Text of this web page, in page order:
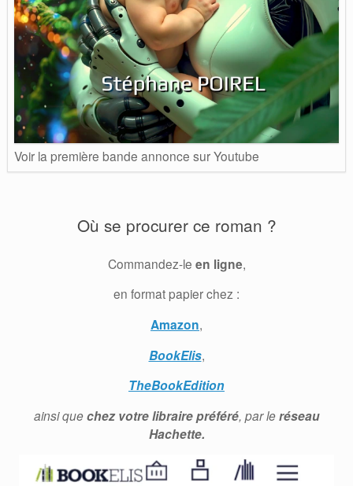
Voir la première bande annonce sur Youtube
Où se procurer ce roman ?
Commandez-le en ligne,
en format papier chez :
Amazon,
BookElis,
TheBookEdition
ainsi quechez votre libraire préféré, par leréseau
Hachette.